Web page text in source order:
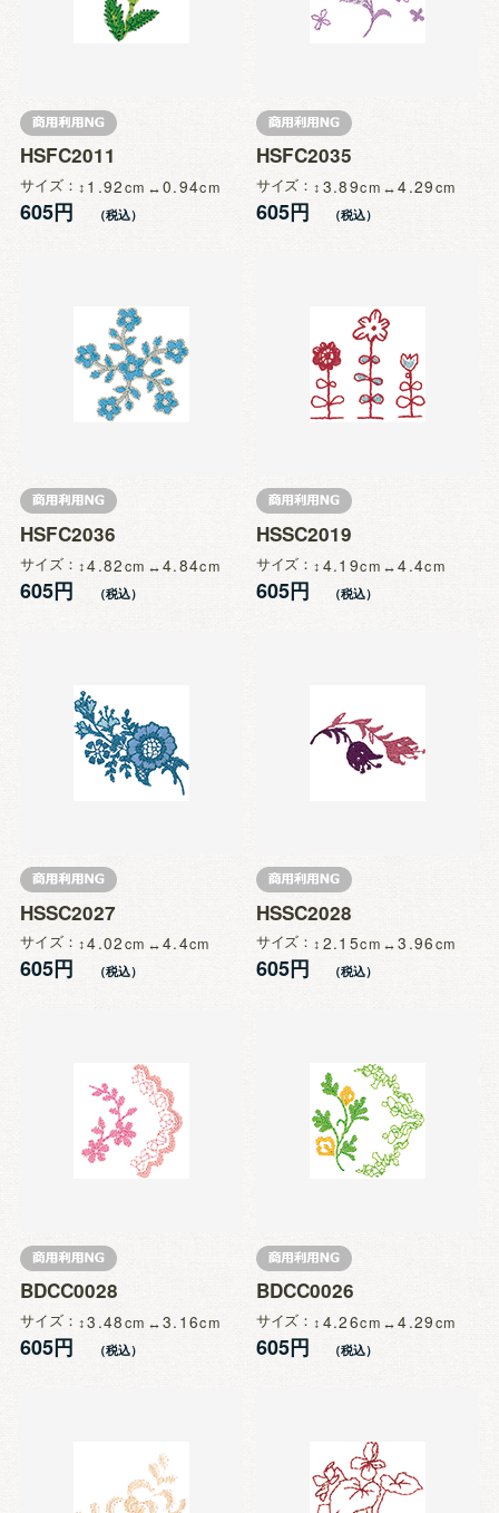
HSFC2011
サイズ 1.92 0.94
605円
HSFC2035
サイズ 3.89 4.29
605円
HSFC2036
サイズ 4.82 4.84
605円
HSSC2019
サイズ 4.19 4.4
605円
HSSC2027
サイズ 4.02 4.4
605円
HSSC2028
サイズ 2.15 3.96
605円
BDCC0028
サイズ 3.48 3.16
605円
BDCC0026
サイズ 4.26 4.29
605円